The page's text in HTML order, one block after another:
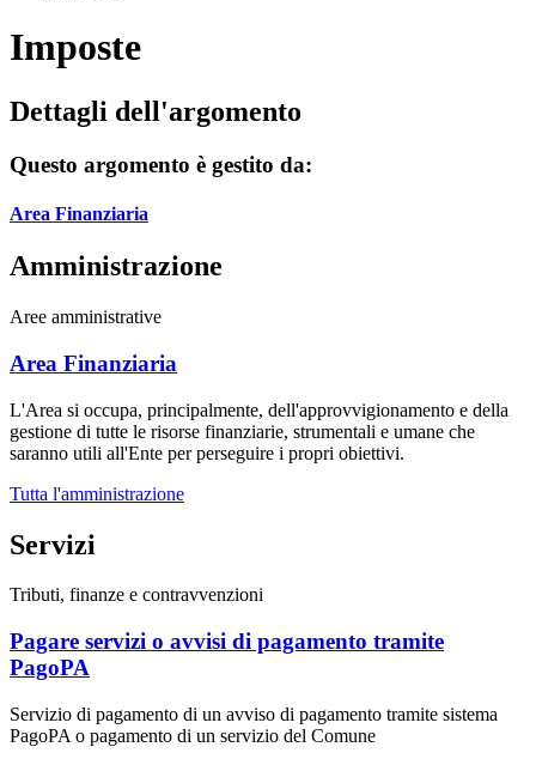
Imposte
Dettagli dell'argomento
Questo argomento è gestito da:
Area Finanziaria
Amministrazione
Aree amministrative
Area Finanziaria
L'Area si occupa, principalmente, dell'approvvigionamento e della
gestione di tutte le risorse finanziarie, strumentali e umane che
saranno utili all'Ente per perseguire i propri obiettivi.
Tutta l'amministrazione
Servizi
Tributi, finanze e contravvenzioni
Pagare servizi o avvisi di pagamento tramite
PagoPA
Servizio di pagamento di un avviso di pagamento tramite sistema
PagoPA o pagamento di un servizio del Comune